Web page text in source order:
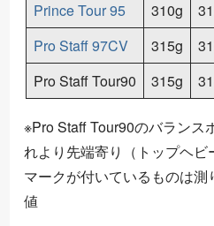
Prince Tour 95
310g
Pro Staff 97CV
315g
Pro Staff Tour90
315g
※Pro Staff Tour90のバランス
れより先端寄り（トップヘ
マークが付いているものは
値